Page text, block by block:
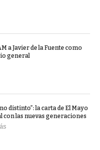
a Javier de la Fuente como
general
distinto”: la carta de El Mayo
con las nuevas generaciones